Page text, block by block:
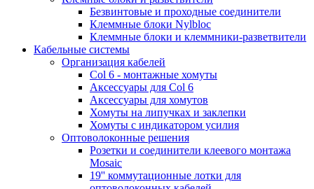
Безвинтовые и проходные соединители
Клеммные блоки Nylbloc
Клеммные блоки и клеммники-разветвители
Кабельные системы
Организация кабелей
Col 6 - монтажные хомуты
Аксессуары для Col 6
Аксессуары для хомутов
Хомуты на липучках и заклепки
Хомуты с индикатором усилия
Оптоволоконные решения
Розетки и соединители клеевого монтажа
Mosaic
19'' коммутационные лотки для